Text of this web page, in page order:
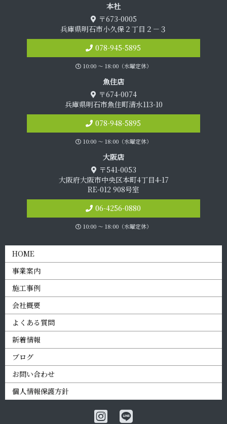
本 社
〒673-0005
兵庫県明石市小久保２丁目２－３
078-945-5895
10:00 〜 18:00（水曜定休）
魚 住 店
〒674-0074
兵庫県明石市魚住町清水113-10
078-948-5895
10:00 〜 18:00（水曜定休）
大 阪 店
〒541-0053
大阪府大阪市中央区本町4丁目4-17
RE-012 908号室
06-4256-0880
10:00 〜 18:00（水曜定休）
HOME
事業案内
施工事例
会社概要
よくある質問
新着情報
ブログ
お問い合わせ
個人情報保護方針